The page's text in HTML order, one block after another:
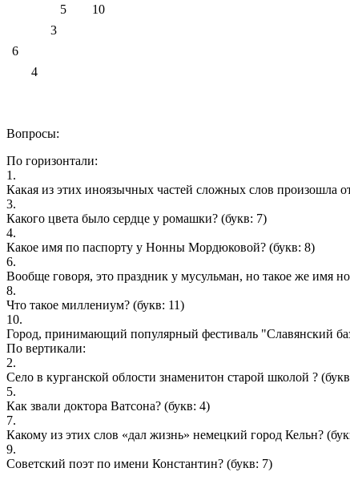
5
10
3
6
4
Вопросы:
По горизонтали:
1.
Какая из этих иноязычных частей сложных слов произошла
3.
Какого цвета было сердце у ромашки? (букв: 7)
4.
Какое имя по паспорту у Нонны Мордюковой? (букв: 8)
6.
Вообще говоря, это праздник у мусульман, но такое же имя
8.
Что такое миллениум? (букв: 11)
10.
Город, принимающий популярный фестиваль "Славянский
По вертикали:
2.
Село в курганской облости знаменитон старой школой ?
5.
Как звали доктора Ватсона? (букв: 4)
7.
Какому из этих слов «дал жизнь» немецкий город Кельн?
9.
Советский поэт по имени Константин? (букв: 7)